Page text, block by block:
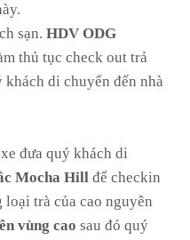
sạn. HDV ODG
thủ tục check out trả
khách di chuyển đến nhà
đưa quý khách di
Mocha Hill để checkin
trà của cao nguyên
vùng cao sau đó quý